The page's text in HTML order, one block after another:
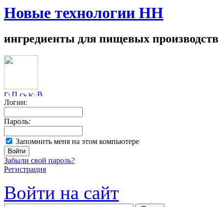
Новые технологии НН
ингредиенты для пищевых производств
Логин:
Пароль:
Запомнить меня на этом компьютере
Забыли свой пароль?
Регистрация
Войти на сайт